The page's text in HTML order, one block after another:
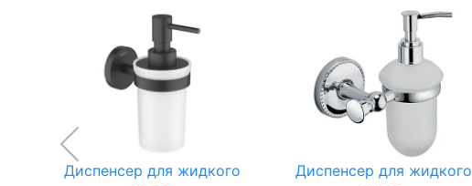
Диспенсер для жидкого
Диспенсер для жидкого